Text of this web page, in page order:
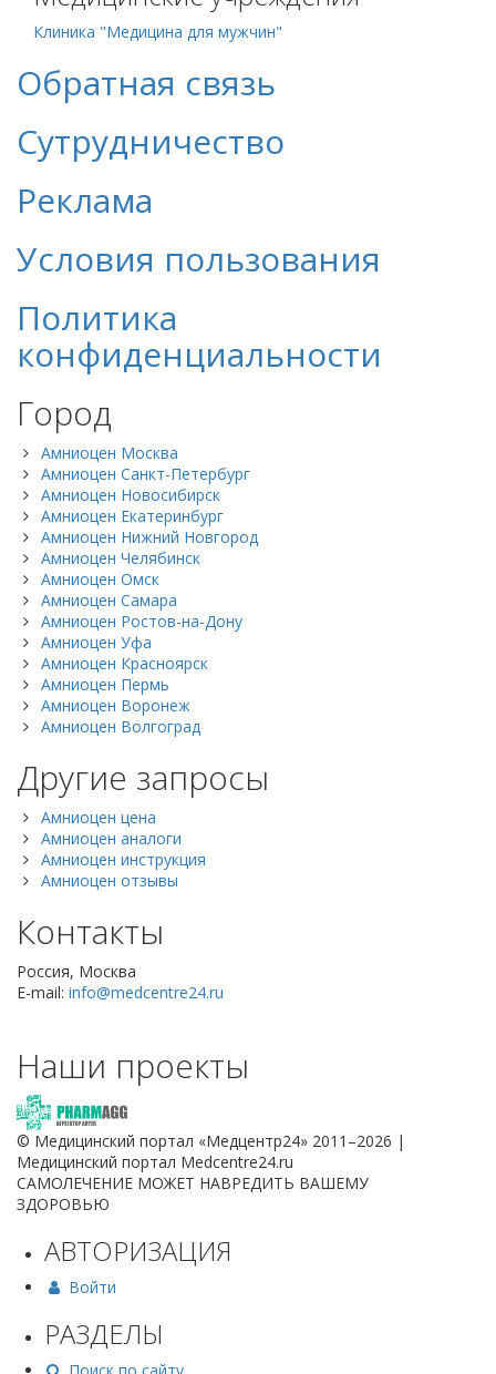
Клиника "Медицина для мужчин"
Обратная связь
Сутрудничество
Реклама
Условия пользования
Политика
конфиденциальности
Город
Амниоцен Москва
Амниоцен Санкт-Петербург
Амниоцен Новосибирск
Амниоцен Екатеринбург
Амниоцен Нижний Новгород
Амниоцен Челябинск
Амниоцен Омск
Амниоцен Самара
Амниоцен Ростов-на-Дону
Амниоцен Уфа
Амниоцен Красноярск
Амниоцен Пермь
Амниоцен Воронеж
Амниоцен Волгоград
Другие запросы
Амниоцен цена
Амниоцен аналоги
Амниоцен инструкция
Амниоцен отзывы
Контакты
Россия, Москва
E-mail: info@medcentre24.ru
Наши проекты
© Медицинский портал «Медцентр24» 2011–2026 |
Медицинский портал Medcentre24.ru
САМОЛЕЧЕНИЕ МОЖЕТ НАВРЕДИТЬ ВАШЕМУ
ЗДОРОВЬЮ
АВТОРИЗАЦИЯ
Войти
РАЗДЕЛЫ
Поиск по сайту